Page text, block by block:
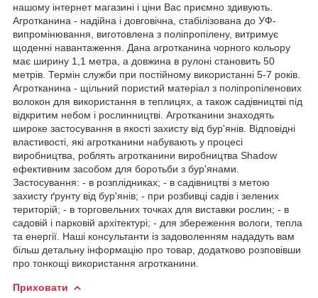
нашому інтернет магазині і ціни Вас приємно здивують.
Агротканина - надійна і довговічна, стабілізована до УФ-
випромінювання, виготовлена з поліпропілену, витримує
щоденні навантаження. Дана агротканина чорного кольору
має ширину 1,1 метра, а довжина в рулоні становить 50
метрів. Термін служби при постійному використанні 5-7 років.
Агротканина - щільний пористий матеріал з поліпропіленових
волокон для використання в теплицях, а також садівництві під
відкритим небом і рослинництві. Агротканини знаходять
широке застосування в якості захисту від бур'янів. Відповідні
властивості, які агротканини набувають у процесі
виробництва, роблять агротканини виробництва Shadow
ефективним засобом для боротьби з бур'янами.
Застосування: - в розплідниках; - в садівництві з метою
захисту ґрунту від бур'янів; - при розбивці садів і зелених
територій; - в торговельних точках для виставки рослин; - в
садовій і парковій архітектурі; - для збереження вологи, тепла
та енергії. Наші консультанти із задоволенням нададуть вам
більш детальну інформацію про товар, додатково розповівши
про тонкощі використання агротканини.
Приховати